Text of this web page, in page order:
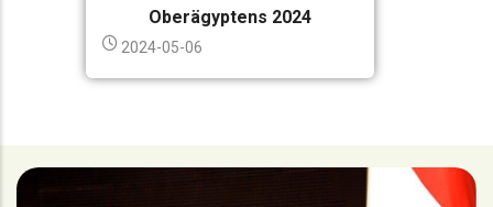
Oberägyptens 2024
2024-05-06